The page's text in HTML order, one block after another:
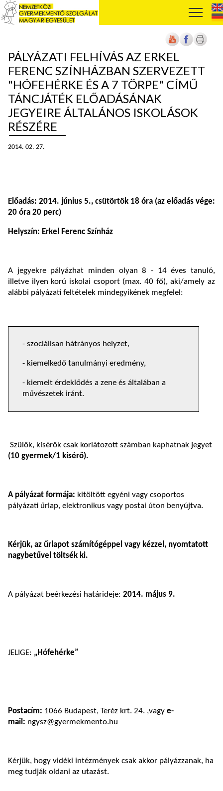
PÁLYÁZATI FELHÍVÁS AZ ERKEL
FERENC SZÍNHÁZBAN SZERVEZETT
"HÓFEHÉRKE ÉS A 7 TÖRPE" CÍMŰ
TÁNCJÁTÉK ELŐADÁSÁNAK
JEGYEIRE ÁLTALÁNOS ISKOLÁSOK
RÉSZÉRE
2014. 02. 27.
Előadás: 2014. június 5., csütörtök 18 óra (az előadás vége:
20 óra 20 perc)
Helyszín: Erkel Ferenc Színház
A jegyekre pályázhat minden olyan 8 - 14 éves tanuló,
illetve ilyen korú iskolai csoport (max. 40 fő), aki/amely az
alábbi pályázati feltételek mindegyikének megfelel:
- szociálisan hátrányos helyzet,
- kiemelkedő tanulmányi eredmény,
- kiemelt érdeklődés a zene és általában a
művészetek iránt.
Szülők, kísérők csak korlátozott számban kaphatnak jegyet
(10 gyermek/1 kísérő).
A pályázat formája: kitöltött egyéni vagy csoportos
pályázati űrlap, elektronikus vagy postai úton benyújtva.
Kérjük, az űrlapot számítógéppel vagy kézzel, nyomtatott
nagybetűvel töltsék ki.
A pályázat beérkezési határideje: 2014. május 9.
JELIGE: „Hófehérke”
Postacím: 1066 Budapest, Teréz krt. 24. ,vagy e-
mail: ngysz@gyermekmento.hu
Kérjük, hogy vidéki intézmények csak akkor pályázzanak, ha
meg tudják oldani az utazást.